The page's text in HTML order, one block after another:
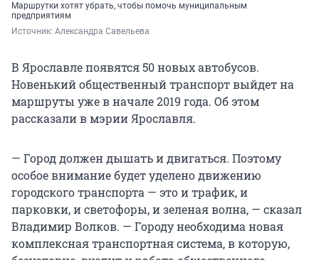
Маршрутки хотят убрать, чтобы помочь муниципальным
предприятиям
Источник: Александра Савельева
В Ярославле появятся 50 новых автобусов.
Новенький общественный транспорт выйдет на
маршруты уже в начале 2019 года. Об этом
рассказали в мэрии Ярославля.
— Город должен дышать и двигаться. Поэтому
особое внимание будет уделено движению
городского транспорта — это и трафик, и
парковки, и светофоры, и зеленая волна, — сказал
Владимир Волков. — Городу необходима новая
комплексная транспортная система, в которую,